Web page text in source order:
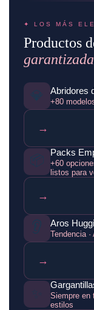
✦ LOS MÁS
Productos
💎 Abridores
+80
→
📦 Packs
+60
listos para
→
👂 Aros
Tendencia
→
Siempre en
estilos